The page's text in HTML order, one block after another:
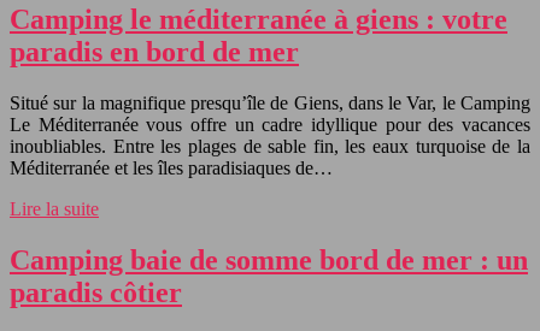
Camping le méditerranée à giens : votre
paradis en bord de mer
Situé sur la magnifique presqu’île de Giens, dans le Var, le Camping
Le Méditerranée vous offre un cadre idyllique pour des vacances
inoubliables. Entre les plages de sable fin, les eaux turquoise de la
Méditerranée et les îles paradisiaques de…
Lire la suite
Camping baie de somme bord de mer : un
paradis côtier